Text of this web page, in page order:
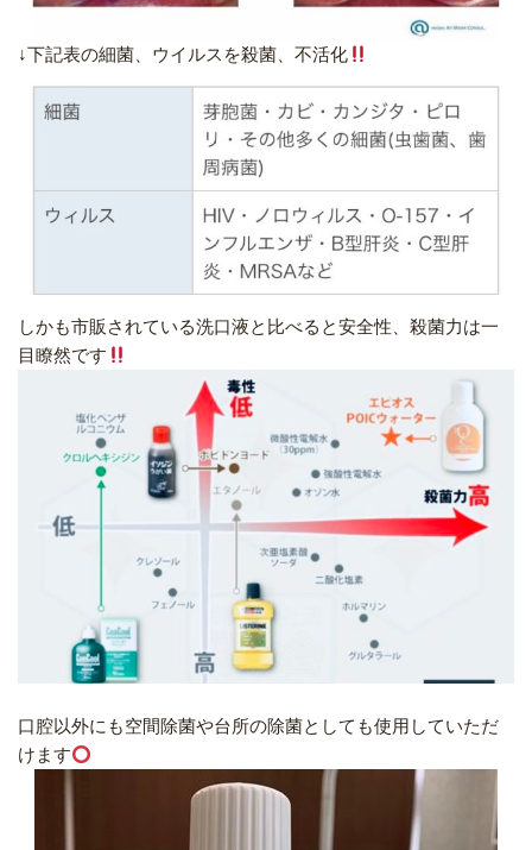
↓下記表の細菌、ウイルスを殺菌、不活化
しかも市販されている洗口液と比べると安全性、殺菌力は一
目瞭然です
口腔以外にも空間除菌や台所の除菌としても使用していただ
けます